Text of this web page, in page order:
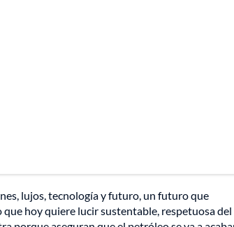
lujos, tecnología y futuro, un futuro que
hoy quiere lucir sustentable, respetuosa